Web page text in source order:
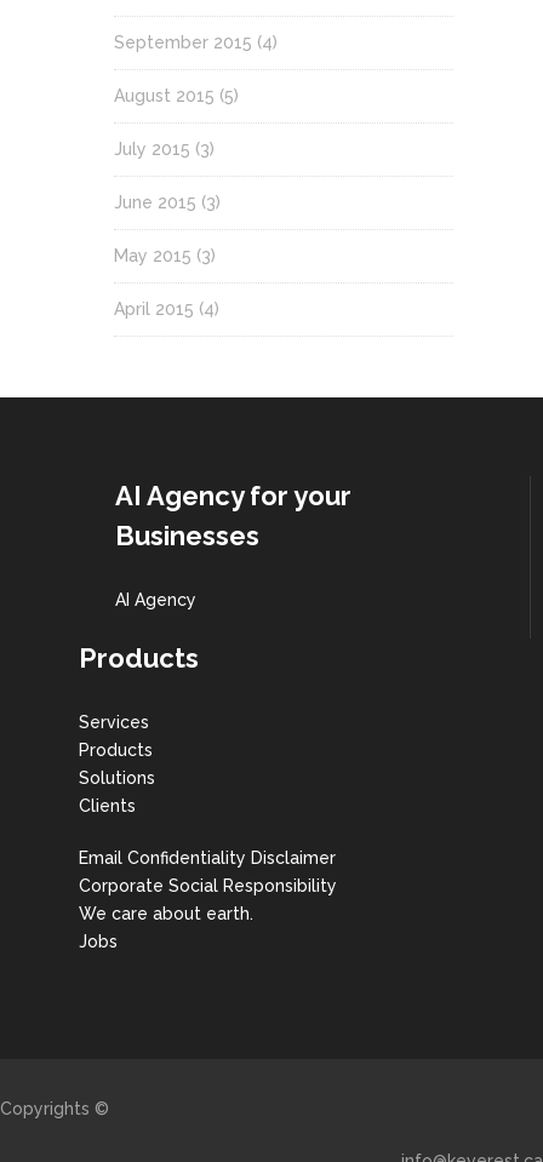
September 2015 (4)
August 2015 (5)
July 2015 (3)
June 2015 (3)
May 2015 (3)
April 2015 (4)
AI Agency for your
Businesses
AI Agency
Products
Services
Products
Solutions
Clients
Email Confidentiality Disclaimer
Corporate Social Responsibility
We care about earth.
Jobs
Copyrights ©